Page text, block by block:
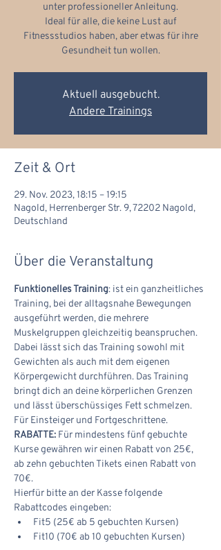
unter professioneller Anleitung.
Ideal für alle, die keine Lust auf
Fitnessstudios haben, aber etwas für ihre
Gesundheit tun wollen.
Aktuell ausgebucht.
Andere Trainings
Zeit & Ort
29. Nov. 2023, 18:15 – 19:15
Nagold, Herrenberger Str. 9, 72202 Nagold,
Deutschland
Über die Veranstaltung
Funktionelles Training: ist ein ganzheitliches
Training, bei der alltagsnahe Bewegungen
ausgeführt werden, die mehrere
Muskelgruppen gleichzeitig beanspruchen.
Dabei lässt sich das Training sowohl mit
Gewichten als auch mit dem eigenen
Körpergewicht durchführen. Das Training
bringt dich an deine körperlichen Grenzen
und lässt überschüssiges Fett schmelzen.
Für Einsteiger und Fortgeschrittene.
RABATTE: Für mindestens fünf gebuchte
Kurse gewähren wir einen Rabatt von 25€,
ab zehn gebuchten Tikets einen Rabatt von
70€.
Hierfür bitte an der Kasse folgende
Rabattcodes eingeben:
Fit5 (25€ ab 5 gebuchten Kursen)
Fit10 (70€ ab 10 gebuchten Kursen)